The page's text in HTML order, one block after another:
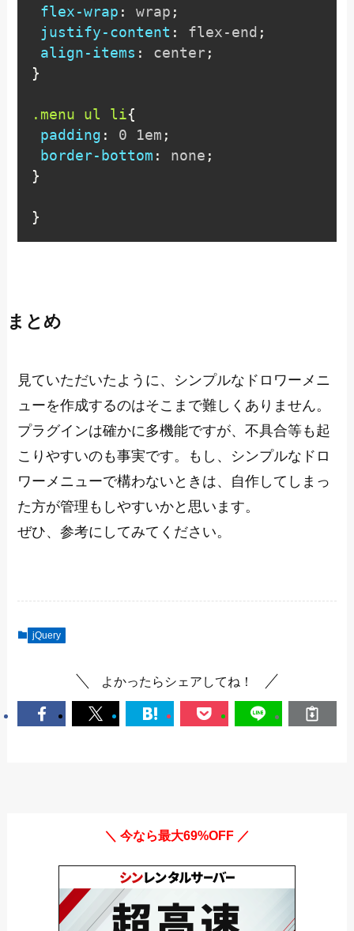
flex-wrap : wrap ;
justify-content : flex-end ;
align-items : center;
}
.menu ul li{
padding : 0 1em ;
border-bottom : none ;
}
}
まとめ
見ていただいたように、シンプルなドロワーメニ
ューを作成するのはそこまで難しくありません。
プラグインは確かに多機能ですが、不具合等も起
こりやすいのも事実です。もし、シンプルなドロ
ワーメニューで構わないときは、自作してしまっ
た方が管理もしやすいかと思います。
ぜひ、参考にしてみてください。
jQuery
よかったらシェアしてね！
＼ 今なら最大69%OFF ／